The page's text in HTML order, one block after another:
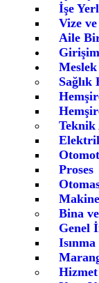
İşe
Vize
Aile
Girişim
Sağlık
Proses
Makine
Bina
Genel
Isınma